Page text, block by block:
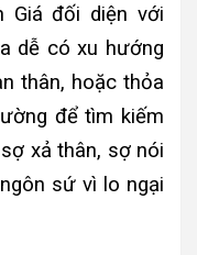
Giá đối diện với
dễ có xu hướng
thân, hoặc thỏa
để tìm kiếm
xả thân, sợ nói
sứ vì lo ngại